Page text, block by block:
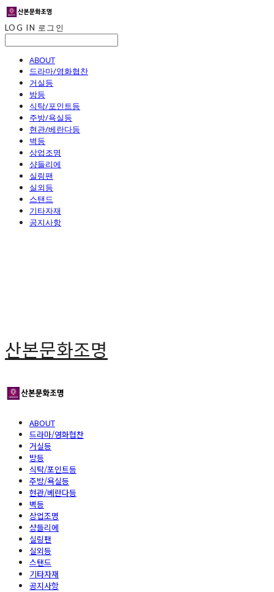
LOG IN 로그인
ABOUT
드라마/영화협찬
거실등
방등
식탁/포인트등
주방/욕실등
현관/베란다등
벽등
상업조명
샹들리에
실링팬
실외등
스탠드
기타자재
공지사항
산본문화조명
ABOUT
드라마/영화협찬
거실등
방등
식탁/포인트등
주방/욕실등
현관/베란다등
벽등
상업조명
샹들리에
실링팬
실외등
스탠드
기타자재
공지사항